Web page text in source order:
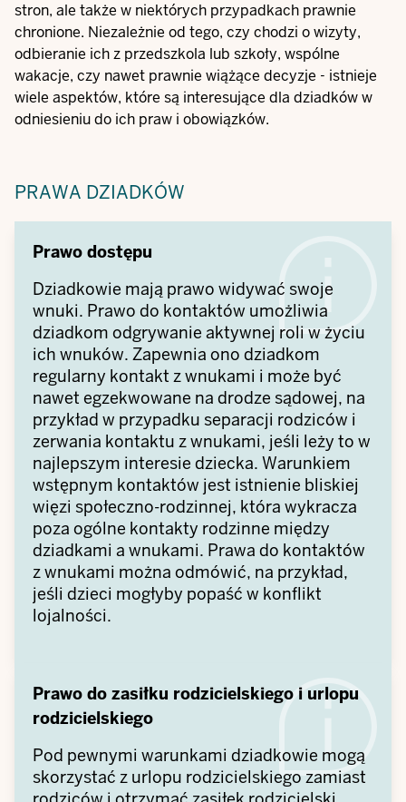
stron, ale także w niektórych przypadkach prawnie
chronione. Niezależnie od tego, czy chodzi o wizyty,
odbieranie ich z przedszkola lub szkoły, wspólne
wakacje, czy nawet prawnie wiążące decyzje - istnieje
wiele aspektów, które są interesujące dla dziadków w
odniesieniu do ich praw i obowiązków.
PRAWA DZIADKÓW
Prawo dostępu
Dziadkowie mają prawo widywać swoje
wnuki. Prawo do kontaktów umożliwia
dziadkom odgrywanie aktywnej roli w życiu
ich wnuków. Zapewnia ono dziadkom
regularny kontakt z wnukami i może być
nawet egzekwowane na drodze sądowej, na
przykład w przypadku separacji rodziców i
zerwania kontaktu z wnukami, jeśli leży to w
najlepszym interesie dziecka. Warunkiem
wstępnym kontaktów jest istnienie bliskiej
więzi społeczno-rodzinnej, która wykracza
poza ogólne kontakty rodzinne między
dziadkami a wnukami. Prawa do kontaktów
z wnukami można odmówić, na przykład,
jeśli dzieci mogłyby popaść w konflikt
lojalności.
Prawo do zasiłku rodzicielskiego i urlopu
rodzicielskiego
Pod pewnymi warunkami dziadkowie mogą
skorzystać z urlopu rodzicielskiego zamiast